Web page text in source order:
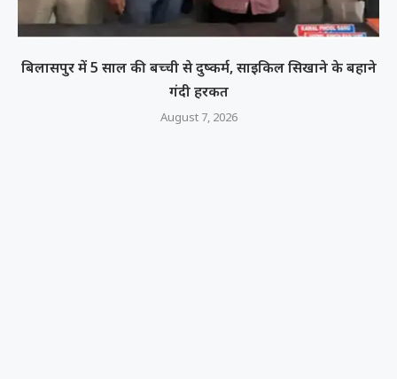
बिलासपुर में 5 साल की बच्ची से दुष्कर्म, साइकिल सिखाने के बहाने
गंदी हरकत
August 7, 2026